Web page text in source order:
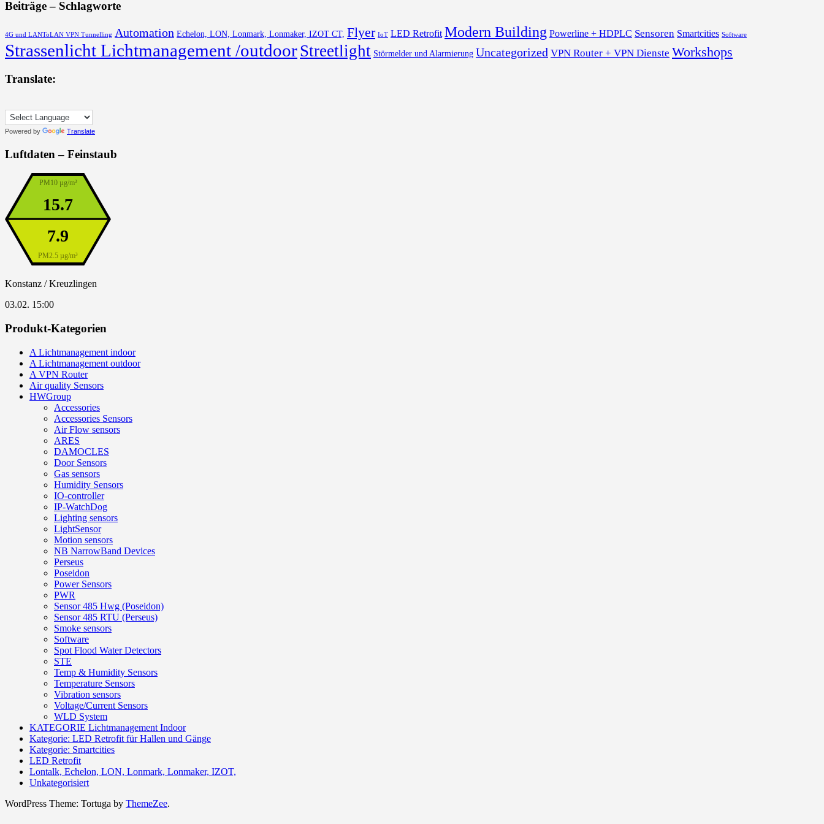
Beiträge – Schlagworte
4G und LANToLAN VPN Tunnelling Automation Echelon, LON, Lonmark, Lonmaker, IZOT CT, Flyer IoT LED Retrofit Modern Building Powerline + HDPLC Sensoren Smartcities Software
Strassenlicht Lichtmanagement /outdoorStreetlight Störmelder und Alarmierung Uncategorized VPN Router + VPN Dienste Workshops
Translate:
Powered by Translate
Luftdaten – Feinstaub
PM10 µg/m³
PM2.5 µg/m³
15.7
7.9
Konstanz / Kreuzlingen
03.02. 15:00
Produkt-Kategorien
A Lichtmanagement indoor
A Lichtmanagement outdoor
A VPN Router
Air quality Sensors
HWGroup
Accessories
Accessories Sensors
Air Flow sensors
ARES
DAMOCLES
Door Sensors
Gas sensors
Humidity Sensors
IO-controller
IP-WatchDog
Lighting sensors
LightSensor
Motion sensors
NB NarrowBand Devices
Perseus
Poseidon
Power Sensors
PWR
Sensor 485 Hwg (Poseidon)
Sensor 485 RTU (Perseus)
Smoke sensors
Software
Spot Flood Water Detectors
STE
Temp & Humidity Sensors
Temperature Sensors
Vibration sensors
Voltage/Current Sensors
WLD System
KATEGORIE Lichtmanagement Indoor
Kategorie: LED Retrofit für Hallen und Gänge
Kategorie: Smartcities
LED Retrofit
Lontalk, Echelon, LON, Lonmark, Lonmaker, IZOT,
Unkategorisiert
WordPress Theme: Tortuga by ThemeZee.